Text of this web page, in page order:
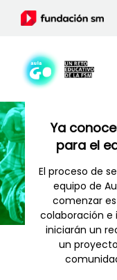
Ya
para el
El proceso de
equipo de
comenzar
colaboración
iniciarán un
un